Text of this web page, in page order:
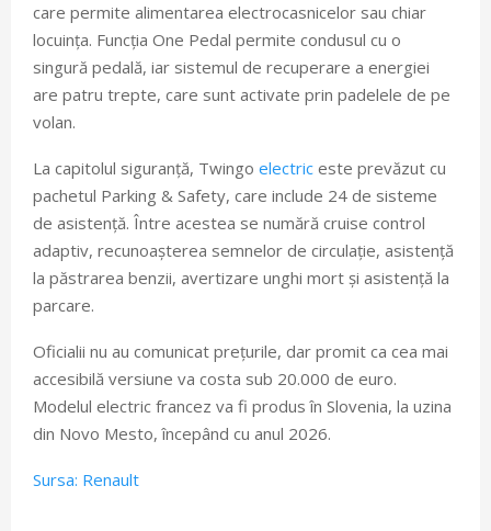
care permite alimentarea electrocasnicelor sau chiar
locuința. Funcția One Pedal permite condusul cu o
singură pedală, iar sistemul de recuperare a energiei
are patru trepte, care sunt activate prin padelele de pe
volan.
La capitolul siguranță, Twingo electric este prevăzut cu
pachetul Parking & Safety, care include 24 de sisteme
de asistență. Între acestea se numără cruise control
adaptiv, recunoașterea semnelor de circulație, asistență
la păstrarea benzii, avertizare unghi mort și asistență la
parcare.
Oficialii nu au comunicat prețurile, dar promit ca cea mai
accesibilă versiune va costa sub 20.000 de euro.
Modelul electric francez va fi produs în Slovenia, la uzina
din Novo Mesto, începând cu anul 2026.
Sursa: Renault